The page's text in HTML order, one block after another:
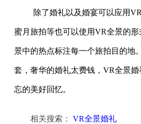
除了婚礼以及婚宴可以应用
蜜月旅拍等也可以使用VR全景的
景中的热点标注每一个旅拍目的地
套，奢华的婚礼太费钱，VR全景
忘的美好回忆。
相关搜索： VR全景婚礼